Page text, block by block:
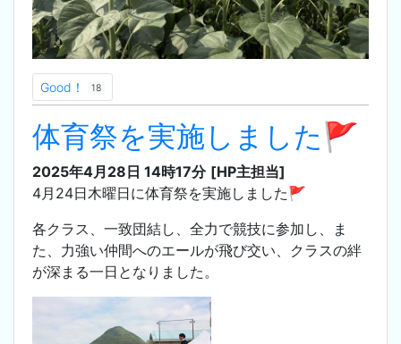
Good！ 18
体育祭を実施しました🚩
2025年4月28日 14時17分 [HP主担当]
4月24日木曜日に体育祭を実施しました🚩
各クラス、一致団結し、全力で競技に参加し、ま
た、力強い仲間へのエールが飛び交い、クラスの絆
が深まる一日となりました。